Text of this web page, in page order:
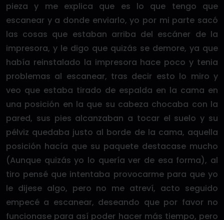
pieza y me explica que es lo que tengo que
escanear y a donde enviarlo, yo por mi parte sacó
las cosas que estaban arriba del escáner de la
impresora, y le digo que quizás se demore, ya que
había reinstalado la impresora hace poco y tenia
problemas al escanear, tras decir esto lo miro y
veo que estaba tirado de espalda en la cama en
una posición en la que su cabeza chocaba con la
pared, sus pies alcanzaban a tocar el suelo y su
pélviz quedaba justo al borde de la cama, aquella
posición hacía que su paquete destacase mucho
(Aunque quizás yo lo quería ver de esa forma), al
tiro pensé que intentaba provocarme para que yo
le dijese algo, pero no me atreví, acto seguido
empecé a escanear, deseando que por favor no
funcionase para así poder hacer más tiempo, pero